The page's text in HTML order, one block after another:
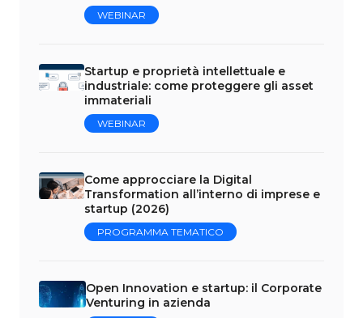
WEBINAR
Startup e proprietà intellettuale e
industriale: come proteggere gli asset
immateriali
WEBINAR
Come approcciare la Digital
Transformation all’interno di imprese e
startup (2026)
PROGRAMMA TEMATICO
Open Innovation e startup: il Corporate
Venturing in azienda